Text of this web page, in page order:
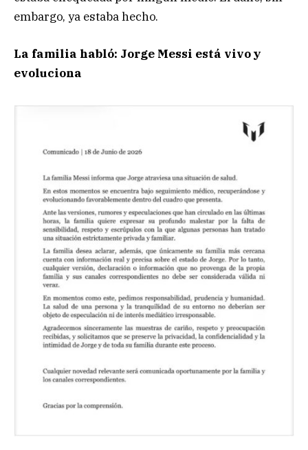
embargo, ya estaba hecho.
La familia habló: Jorge Messi está vivo y
evoluciona